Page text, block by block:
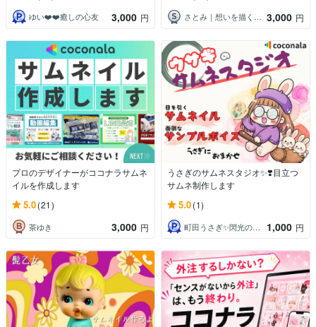
ゆい❤️❤️癒しの心友 3,000 円 さとみ｜想いを描く伴走型デザイナー 3,000 円
プロのデザイナーがココナラサムネ
イルを作成します
5.0(21)
茶ゆき 3,000 円
うさぎのサムネスタジオ✨❣️目立つ
サムネ制作します
5.0(1)
町田うさぎ✨閃光の幸せ届け人♡怪談師⛩️ 1,000 円